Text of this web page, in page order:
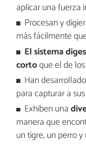
aplicar una fuerza
Procesan y
más fácilmente
El sistema
cortoque el de los
Han
para capturar a
Exhiben una
manera que
un tigre, un perro